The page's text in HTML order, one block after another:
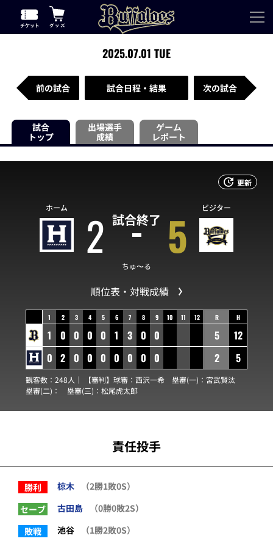
2025.07.01 TUE
前の試合 試合日程・結果 次の試合
試合
トップ
出場選手
成績
ゲーム
レポート
更新
試合終了
ホーム 2 5 ビジター
ちゅ〜る
順位表・対戦成績
1 2 3 4 5 6 7 8 9 10 11 12
1 0 0 0 0 1 3 0 0
0 2 0 0 0 0 0 0 0
R H
5
12
2
5
観客数：248人｜ 【審判】球審： 西沢一希 塁審(一)： 宮武賢汰
塁審(二)：
塁審(三)： 松尾虎太郎
責任投手
勝利 椋木
（2勝1敗0S）
セーブ
古田島
（0勝0敗2S）
敗戦
池谷 （1勝2敗0S）